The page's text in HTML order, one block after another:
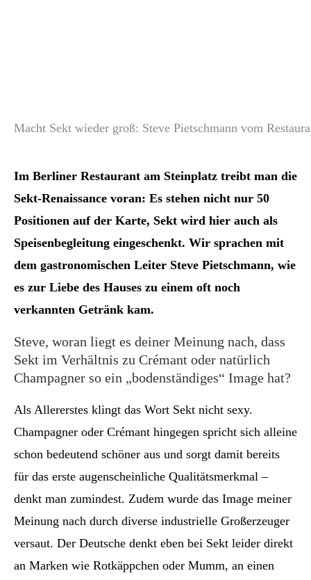
Macht Sekt wieder groß: Steve Pietschmann vom
Im Berliner Restaurant am Steinplatz treibt man die
Sekt-Renaissance voran: Es stehen nicht nur 50
Positionen auf der Karte, Sekt wird hier auch als
Speisenbegleitung eingeschenkt. Wir sprachen mit
dem gastronomischen Leiter Steve Pietschmann, wie
es zur Liebe des Hauses zu einem oft noch
verkannten Getränk kam.
Steve, woran liegt es deiner Meinung nach, dass
Sekt im Verhältnis zu Crémant oder natürlich
Champagner so ein „bodenständiges“ Image hat?
Als Allererstes klingt das Wort Sekt nicht sexy.
Champagner oder Crémant hingegen spricht sich alleine
schon bedeutend schöner aus und sorgt damit bereits
für das erste augenscheinliche Qualitätsmerkmal –
denkt man zumindest. Zudem wurde das Image meiner
Meinung nach durch diverse industrielle Großerzeuger
versaut. Der Deutsche denkt eben bei Sekt leider direkt
an Marken wie Rotkäppchen oder Mumm, an einen